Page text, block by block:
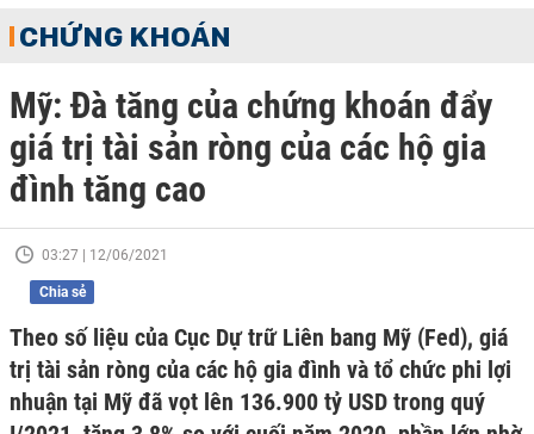
CHỨNG KHOÁN
Mỹ: Đà tăng của chứng khoán đẩy
giá trị tài sản ròng của các hộ gia
đình tăng cao
03:27 | 12/06/2021
Chia sẻ
Theo số liệu của Cục Dự trữ Liên bang Mỹ (Fed), giá
trị tài sản ròng của các hộ gia đình và tổ chức phi lợi
nhuận tại Mỹ đã vọt lên 136.900 tỷ USD trong quý